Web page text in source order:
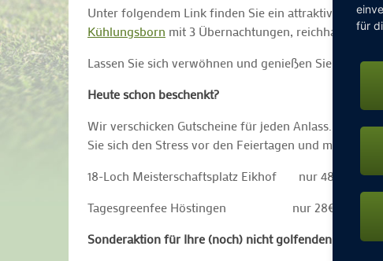
Unter folgendem Link finden Sie ein attraktives
Kühlungsborn mit 3 Übernachtungen, reichhaltigem
Lassen Sie sich verwöhnen und genießen Sie Ihren
Heute schon beschenkt?
Wir verschicken Gutscheine für jeden Anlass.
Sie sich den Stress vor den Feiertagen und machen
18-Loch Meisterschaftsplatz Eikhof nur
Tagesgreenfee Höstingen nur 28€ statt
Sonderaktion für Ihre (noch) nicht golfenden Freunde:
für